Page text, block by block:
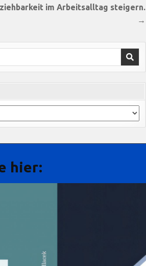
im Arbeitsalltag steigern.
→
hier: